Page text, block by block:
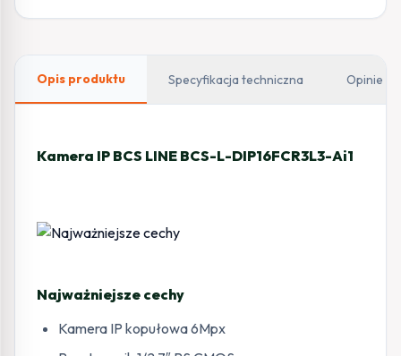
Opis produktu Specyfikacja techniczna Opinie
Kamera IP BCS LINE BCS-L-DIP16FCR3L3-Ai1
Najważniejsze cechy
Kamera IP kopułowa 6Mpx